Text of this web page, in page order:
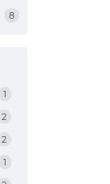
8
1
2
2
1